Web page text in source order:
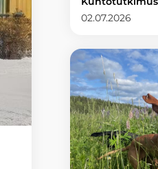
02.07.2026